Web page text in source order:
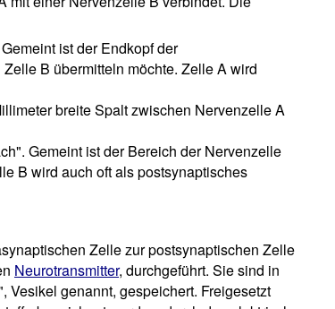
ist der Endkopf der
B übermitteln möchte. Zelle A wird
breite Spalt zwischen Nervenzelle A
Gemeint ist der Bereich der Nervenzelle
B wird auch oft als postsynaptisches
Zelle zur postsynaptischen Zelle
Neurotransmitter, durchgeführt. Sie sind in
genannt, gespeichert. Freigesetzt